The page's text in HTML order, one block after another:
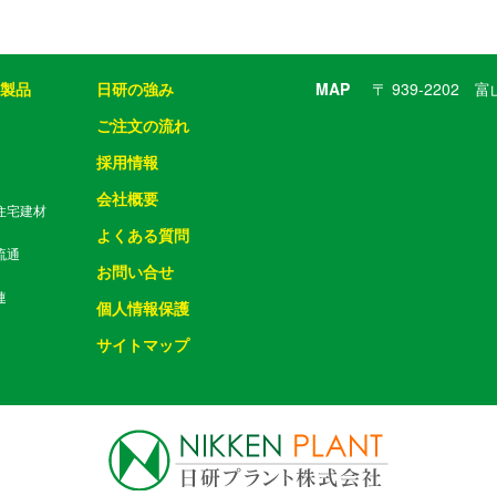
品
宅建材
通
日研の強み
ご注文の流れ
採用情報
会社概要
よくある質問
お問い合せ
個人情報保護
サイトマップ
MAP 〒 939-2202 富